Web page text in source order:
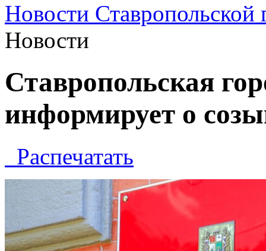
Новости
Новости
Ставропольская
информирует о
Распечатать